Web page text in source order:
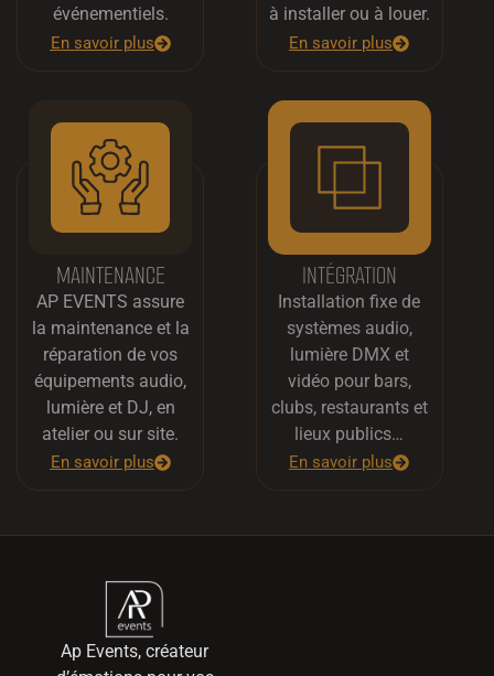
événementiels.
En savoir plus
à installer ou à louer.
En savoir plus
MAINTENANCE
AP EVENTS assure
la maintenance et la
réparation de vos
équipements audio,
lumière et DJ, en
atelier ou sur site.
En savoir plus
INTÉGRATION
Installation fixe de
systèmes audio,
lumière DMX et
vidéo pour bars,
clubs, restaurants et
lieux publics…
En savoir plus
Ap Events, créateur